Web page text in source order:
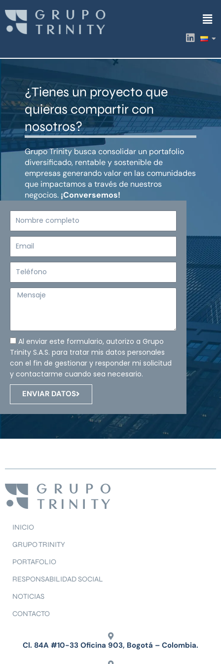
contenido
L
i
k
i
¿Tienes un proyecto que
quieras compartir con
nosotros?
Grupo Trinity busca consolidar un portafolio
diversificado, rentable y sostenible de
empresas generando valor en las comunidades
que impactamos a través de nuestros
negocios. ¡Conversemos!
Mensaje
Al enviar este formulario, autorizo a Grupo
Trinity S.A.S. para tratar mis datos personales
con el fin de gestionar y responder mi solicitud
y contactarme cuando sea necesario.
ENVIAR DATOS
INICIO
GRUPO TRINITY
PORTAFOLIO
RESPONSABILIDAD SOCIAL
NOTICIAS
CONTACTO
Cl. 84A #10-33 Oficina 903, Bogotá – Colombia.